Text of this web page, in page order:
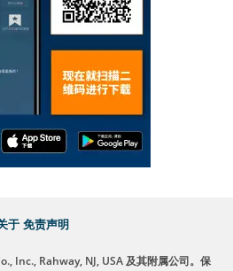
于 免责声明
Inc., Rahway, NJ, USA 及其附属公司。保